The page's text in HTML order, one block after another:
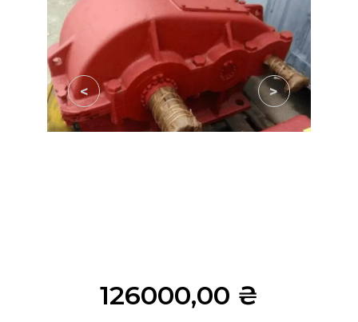
< >
126000,00 ₴